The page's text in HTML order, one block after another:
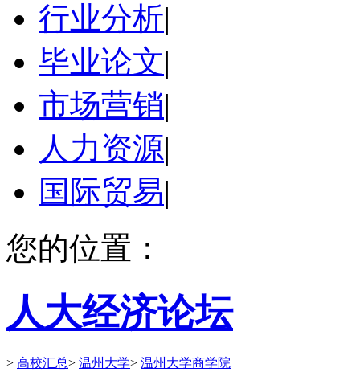
行业分析|
毕业论文|
市场营销|
人力资源|
国际贸易|
您的位置：
人大经济论坛
> 高校汇总> 温州大学> 温州大学商学院